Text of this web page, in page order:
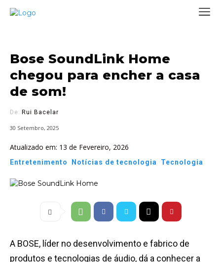
Bose SoundLink Home
chegou para encher a casa
de som!
De: Rui Bacelar
30 Setembro, 2025
Atualizado em: 13 de Fevereiro, 2026
Entretenimento Notícias de tecnologia Tecnologia
A BOSE, líder no desenvolvimento e fabrico de
produtos e tecnologias de áudio, dá a conhecer a